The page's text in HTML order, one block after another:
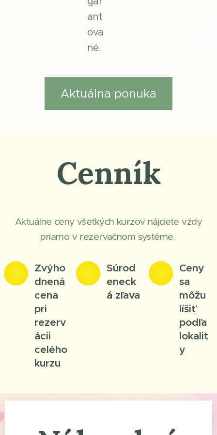
ant
ova
né.
Aktuálna ponuka
Cenník
Aktuálne ceny všetkých kurzov nájdete vždy
priamo v rezervačnom systéme.
Zvýho
dnená
cena
pri
rezerv
ácii
celého
kurzu
Súrod
eneck
á zľava
Ceny
sa
môžu
líšiť
podľa
lokalit
y